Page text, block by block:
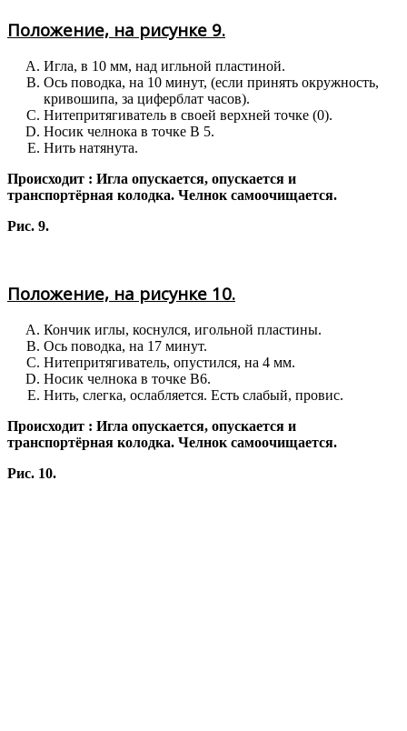
Положение, на рисунке 9.
Игла, в 10 мм, над игльной пластиной.
Ось поводка, на 10 минут, (если принять окружность,
кривошипа, за циферблат часов).
Нитепритягиватель в своей верхней точке (0).
Носик челнока в точке В 5.
Нить натянута.
Происходит : Игла опускается, опускается и
транспортёрная колодка. Челнок самоочищается.
Рис. 9.
Положение, на рисунке 10.
Кончик иглы, коснулся, игольной пластины.
Ось поводка, на 17 минут.
Нитепритягиватель, опустился, на 4 мм.
Носик челнока в точке В6.
Нить, слегка, ослабляется. Есть слабый, провис.
Происходит : Игла опускается, опускается и
транспортёрная колодка. Челнок самоочищается.
Рис. 10.